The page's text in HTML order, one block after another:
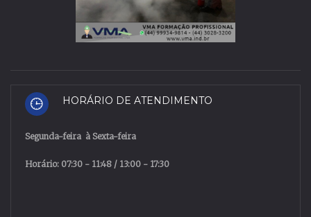
HORÁRIO DE ATENDIMENTO
Segunda-feira à Sexta-feira
Horário: 07:30 - 11:48 / 13:00 - 17:30